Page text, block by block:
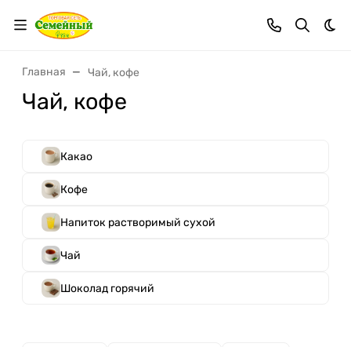
Главная Чай, кофе
Чай, кофе
Какао
Кофе
Напиток растворимый сухой
Чай
Шоколад горячий